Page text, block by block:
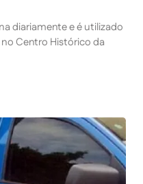
diariamente e é utilizado
Centro Histórico da